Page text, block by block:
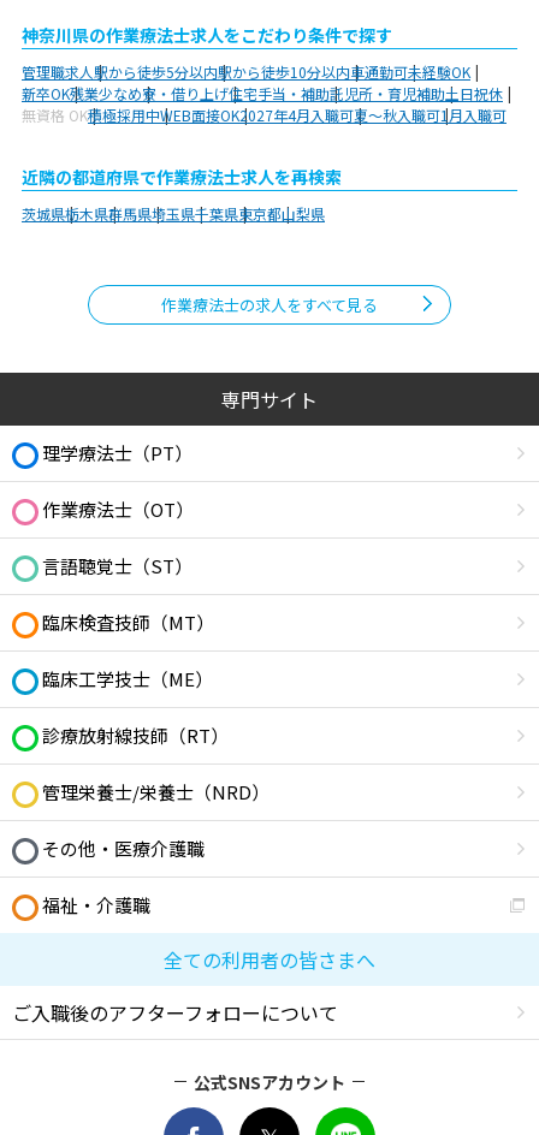
神奈川県の作業療法士求人をこだわり条件で探す
管理職求人駅から徒歩5分以内駅から徒歩10分以内車通勤可未経験OK
新卒OK残業少なめ寮・借り上げ住宅手当・補助託児所・育児補助土日祝休
無資格 OK積極採用中WEB面接OK2027年4月入職可夏～秋入職可1月入職可
近隣の都道府県で作業療法士求人を再検索
茨城県栃木県群馬県埼玉県千葉県東京都山梨県
作業療法士の求人をすべて見る
専門サイト
理学療法士（PT）
作業療法士（OT）
言語聴覚士（ST）
臨床検査技師（MT）
臨床工学技士（ME）
診療放射線技師（RT）
管理栄養士/栄養士（NRD）
その他・医療介護職
福祉・介護職
全ての利用者の皆さまへ
ご入職後のアフターフォローについて
公式SNSアカウント